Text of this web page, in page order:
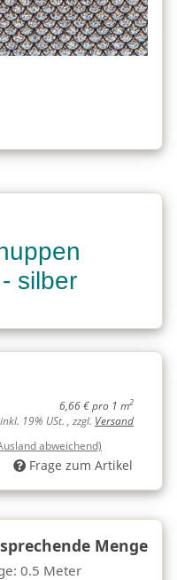
silber
6,66 € pro 1 m2
inkl. 19% USt. , zzgl. Versand
abweichend)
Frage zum Artikel
Menge
0.5 Meter